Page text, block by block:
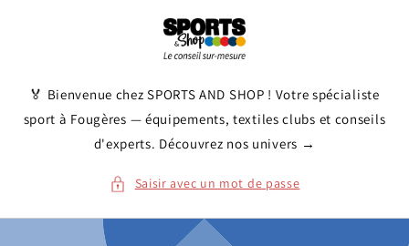
🏅 Bienvenue chez SPORTS AND SHOP ! Votre spécialiste
sport à Fougères — équipements, textiles clubs et conseils
d'experts. Découvrez nos univers →
Saisir avec un mot de passe